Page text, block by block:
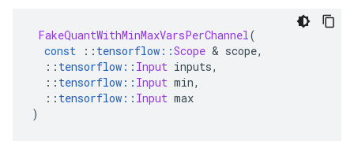
FakeQuantWithMinMaxVarsPerChannel(
const
:: tensorflow ::Scope & scope,
:: tensorflow :: Input inputs,
:: tensorflow :: Input min,
:: tensorflow :: Input max
)